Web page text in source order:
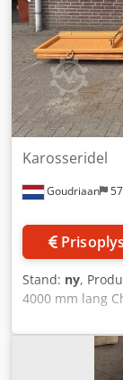
Goudriaan
Karosseridel
Stand: ny,
4000 mm lang
cylindre Stand: